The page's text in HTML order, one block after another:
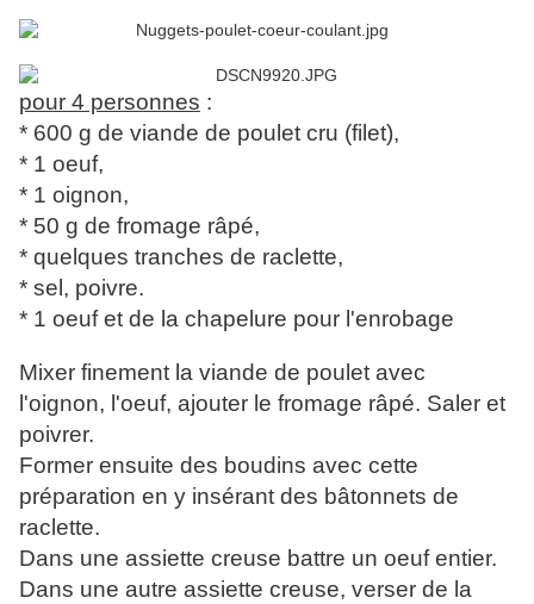
pour 4 personnes :
* 600 g de viande de poulet cru (filet),
* 1 oeuf,
* 1 oignon,
* 50 g de fromage râpé,
* quelques tranches de raclette,
* sel, poivre.
* 1 oeuf et de la chapelure pour l'enrobage
Mixer finement la viande de poulet avec
l'oignon, l'oeuf, ajouter le fromage râpé. Saler et
poivrer.
Former ensuite des boudins avec cette
préparation en y insérant des bâtonnets de
raclette.
Dans une assiette creuse battre un oeuf entier.
Dans une autre assiette creuse, verser de la